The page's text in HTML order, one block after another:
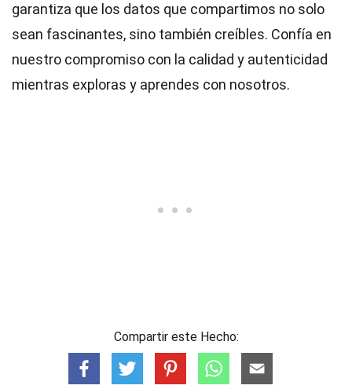
garantiza que los datos que compartimos no solo
sean fascinantes, sino también creíbles. Confía en
nuestro compromiso con la calidad y autenticidad
mientras exploras y aprendes con nosotros.
Compartir este Hecho: